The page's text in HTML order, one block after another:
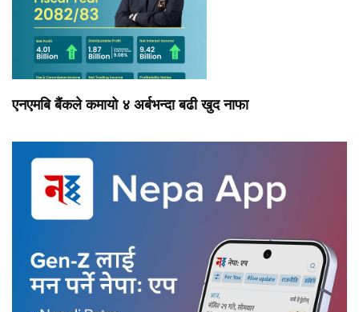
एनएमबि बैंकले कमायो ४ अर्बभन्दा बढी खुद नाफा